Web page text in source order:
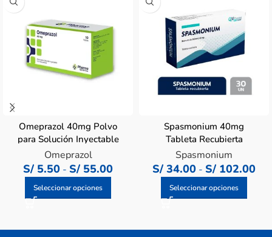
Omeprazol 40mg Polvo
para Solución Inyectable
Omeprazol
S/ 5.50 - S/ 55.00
Seleccionar opciones
Spasmonium 40mg
Tableta Recubierta
Spasmonium
S/ 34.00 - S/ 102.00
Seleccionar opciones